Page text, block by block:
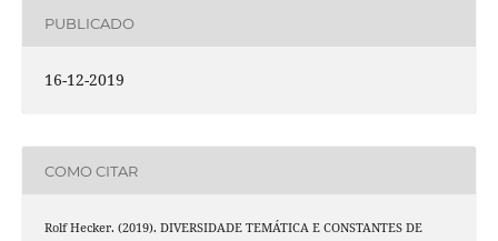
PUBLICADO
16-12-2019
COMO CITAR
Rolf Hecker. (2019). DIVERSIDADE TEMÁTICA E CONSTANTES DE